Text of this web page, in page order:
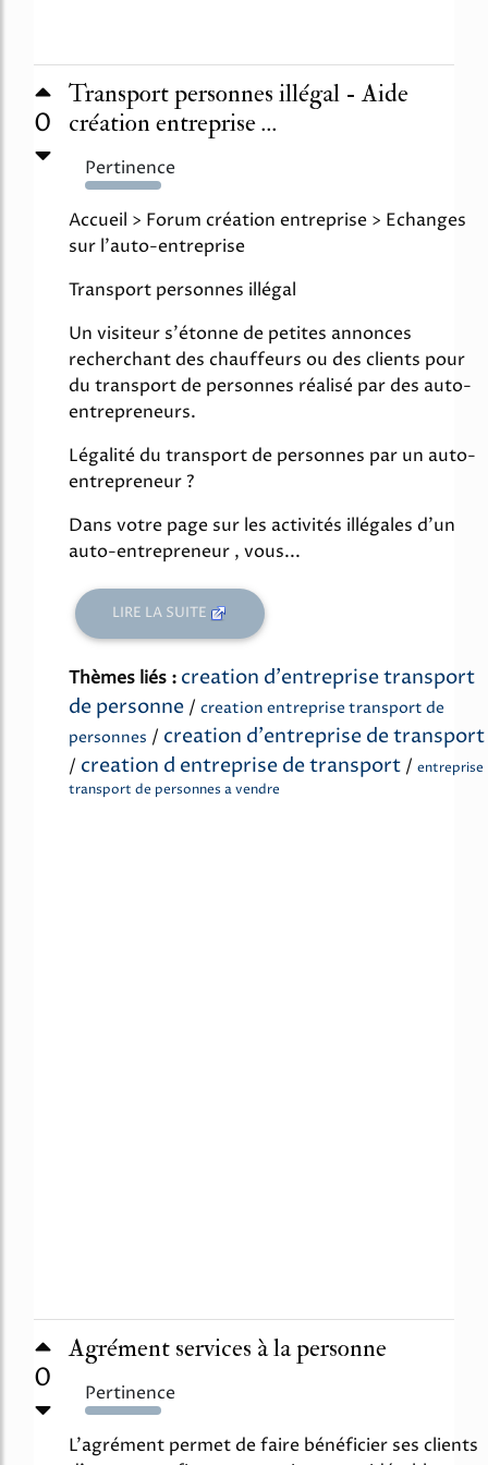
0
Transport personnes illégal - Aide
création entreprise ...
Pertinence
473%
Accueil > Forum création entreprise > Echanges
sur l'auto-entreprise
Transport personnes illégal
Un visiteur s'étonne de petites annonces
recherchant des chauffeurs ou des clients pour
du transport de personnes réalisé par des auto-
entrepreneurs.
Légalité du transport de personnes par un auto-
entrepreneur ?
Dans votre page sur les activités illégales d'un
auto-entrepreneur , vous...
LIRE LA SUITE
Thèmes liés : creation d'entreprise transport
de personne / creation entreprise transport de
personnes / creation d'entreprise de transport
/ creation d entreprise de transport / entreprise
transport de personnes a vendre
0
Agrément services à la personne
Pertinence
468%
L'agrément permet de faire bénéficier ses clients